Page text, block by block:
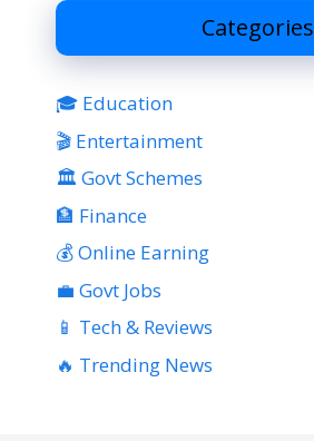
Categories
🎓 Education
🎬 Entertainment
🏛 Govt Schemes
🏦 Finance
💰 Online Earning
💼 Govt Jobs
📱 Tech & Reviews
🔥 Trending News